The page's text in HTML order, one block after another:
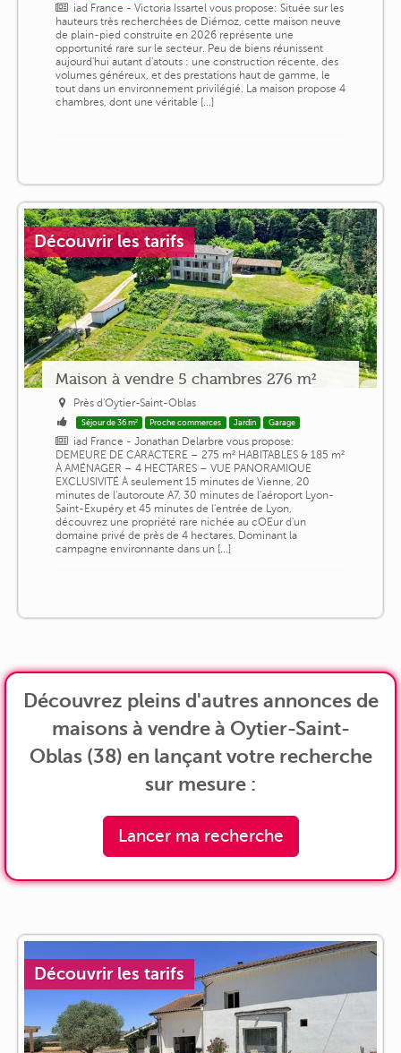
iad France - Victoria Issartel vous propose: Située sur les
hauteurs très recherchées de Diémoz, cette maison neuve
de plain-pied construite en 2026 représente une
opportunité rare sur le secteur. Peu de biens réunissent
aujourd'hui autant d'atouts : une construction récente, des
volumes généreux, et des prestations haut de gamme, le
tout dans un environnement privilégié. La maison propose 4
chambres, dont une véritable [...]
Découvrir les tarifs
Maison à vendre 5 chambres 276 m²
Près d'Oytier-Saint-Oblas
Séjour de 36 m² Proche commerces Jardin Garage
iad France - Jonathan Delarbre vous propose:
DEMEURE DE CARACTERE – 275 m² HABITABLES & 185 m²
À AMÉNAGER – 4 HECTARES – VUE PANORAMIQUE
EXCLUSIVITÉ À seulement 15 minutes de Vienne, 20
minutes de l'autoroute A7, 30 minutes de l'aéroport Lyon-
Saint-Exupéry et 45 minutes de l'entrée de Lyon,
découvrez une propriété rare nichée au cOEur d'un
domaine privé de près de 4 hectares. Dominant la
campagne environnante dans un [...]
Découvrez pleins d'autres annonces de
maisons à vendre à Oytier-Saint-
Oblas (38) en lançant votre recherche
sur mesure :
Lancer ma recherche
Découvrir les tarifs